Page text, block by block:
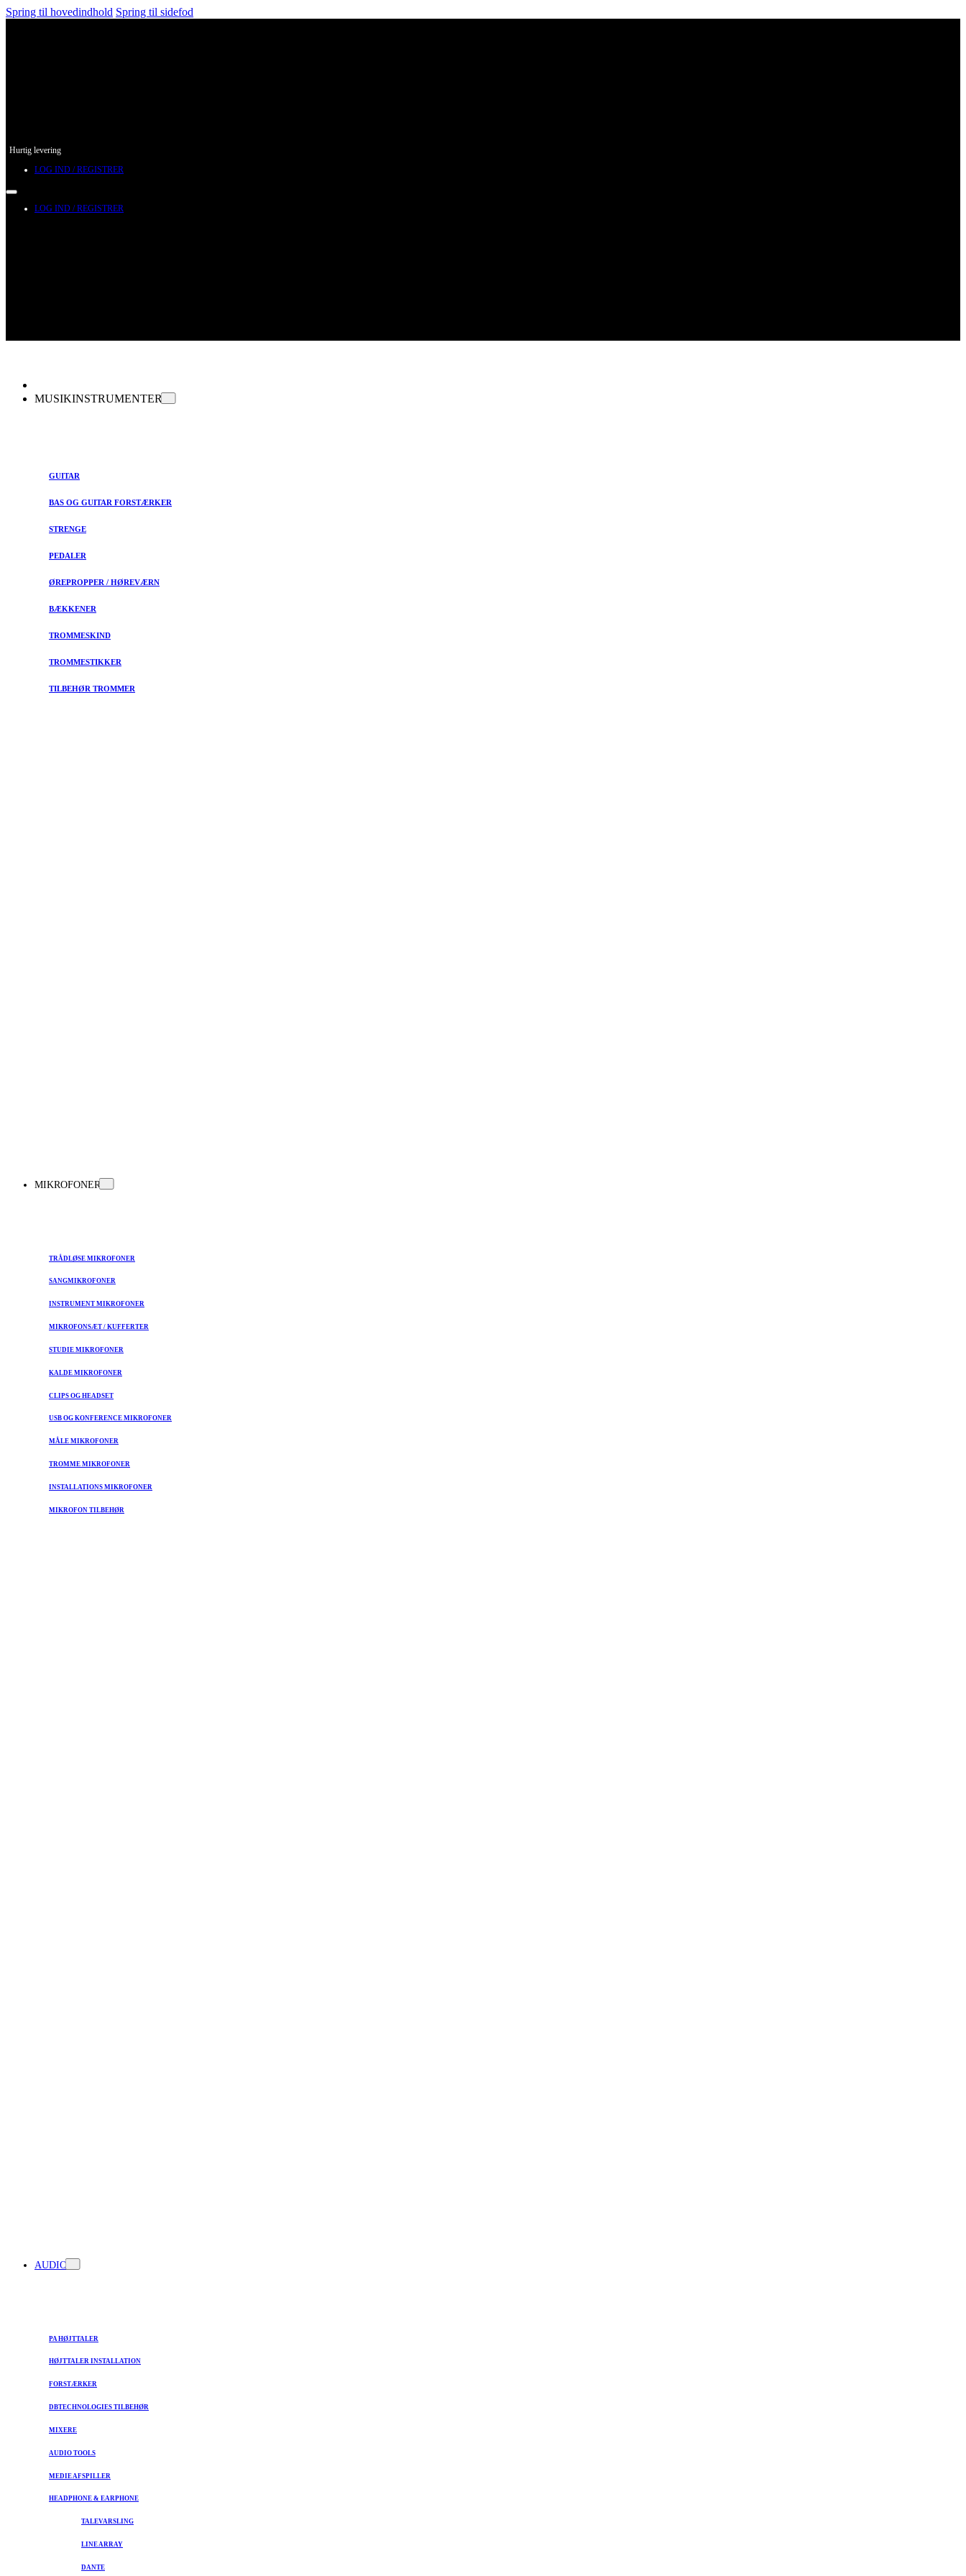
Spring til hovedindhold Spring til sidefod
Hurtig levering
LOG IND / REGISTRER
LOG IND / REGISTRER
MUSIKINSTRUMENTER
GUITAR
BAS OG GUITAR FORSTÆRKER
STRENGE
PEDALER
ØREPROPPER / HØREVÆRN
BÆKKENER
TROMMESKIND
TROMMESTIKKER
TILBEHØR TROMMER
MIKROFONER
TRÅDLØSE MIKROFONER
SANGMIKROFONER
INSTRUMENT MIKROFONER
MIKROFONSÆT / KUFFERTER
STUDIE MIKROFONER
KALDE MIKROFONER
CLIPS OG HEADSET
USB OG KONFERENCE MIKROFONER
MÅLE MIKROFONER
TROMME MIKROFONER
INSTALLATIONS MIKROFONER
MIKROFON TILBEHØR
AUDIO
PA HØJTTALER
HØJTTALER INSTALLATION
FORSTÆRKER
DBTECHNOLOGIES TILBEHØR
MIXERE
AUDIO TOOLS
MEDIE AFSPILLER
HEADPHONE & EARPHONE
TALEVARSLING
LINE ARRAY
DANTE